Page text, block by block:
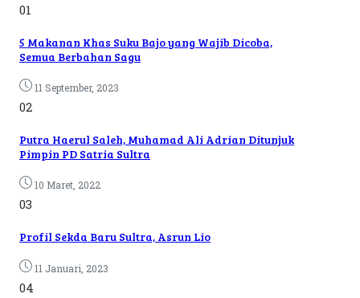
01
5 Makanan Khas Suku Bajo yang Wajib Dicoba,
Semua Berbahan Sagu
11 September, 2023
02
Putra Haerul Saleh, Muhamad Ali Adrian Ditunjuk
Pimpin PD Satria Sultra
10 Maret, 2022
03
Profil Sekda Baru Sultra, Asrun Lio
11 Januari, 2023
04